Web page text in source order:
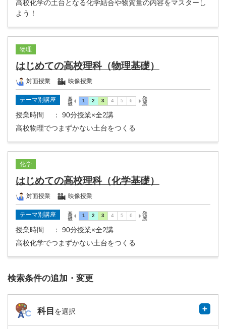
高校化学の土台となる化学結合や物質量の内容をマスターし
よう！
物理
はじめての高校理科（物理基礎）
対面授業 映像授業
テーマ別講座
授業時間
： 90分授業×全2講
高校物理でつまずかない土台をつくる
化学
はじめての高校理科（化学基礎）
対面授業 映像授業
テーマ別講座
授業時間
： 90分授業×全2講
高校化学でつまずかない土台をつくる
検索条件の追加・変更
科目 を選択